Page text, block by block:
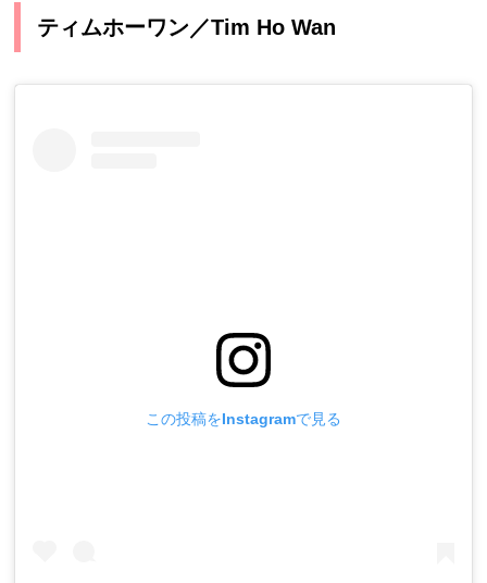
ティムホーワン／Tim Ho Wan
この投稿をInstagramで見る